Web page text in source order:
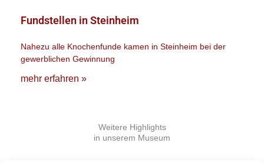
Fundstellen in Steinheim
Nahezu alle Knochenfunde kamen in Steinheim bei der
gewerblichen Gewinnung
mehr erfahren »
Weitere Highlights
in unserem Museum